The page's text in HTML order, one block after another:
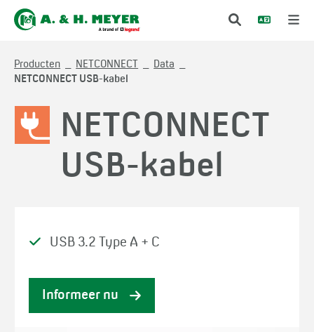
Producten NETCONNECT
Data
NETCONNECT USB-kabel
NETCONNECT
USB-kabel
USB 3.2 Type A + C
Informeer nu